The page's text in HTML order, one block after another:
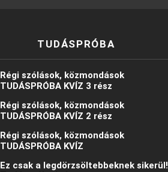
TUDÁSPRÓBA
Régi szólások, közmondások
TUDÁSPRÓBA KVÍZ 3 rész
Régi szólások, közmondások
TUDÁSPRÓBA KVÍZ 2 rész
Régi szólások, közmondások
TUDÁSPRÓBA KVÍZ
Ez csak a legdörzsöltebbeknek sikerül!